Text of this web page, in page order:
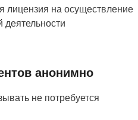
лицензия на осуществление
деятельности
анонимно
не потребуется